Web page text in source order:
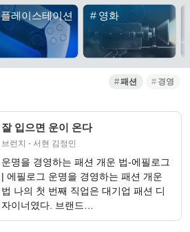
플레이스테이션 # 영화
패션 경영
잘 입으면 운이 온다
브런치 - 서현 김정민
운명을 경영하는 패션 개운 법-에필로그
| 에필로그 ​운명을 경영하는 패션 개운
법 나의 첫 번째 직업은 대기업 패션 디
자이너였다. 브랜드…